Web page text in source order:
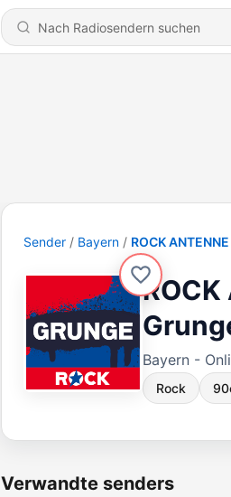
Sender Bayern ROCK
ROCK
Bayern -
Rock
Verwandte senders